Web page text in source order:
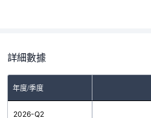
詳細數據
年度/季度
2026-Q2